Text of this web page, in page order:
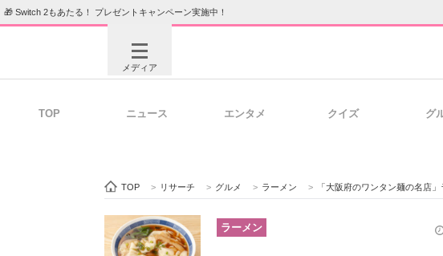
🎁 Switch 2もあたる！ プレゼントキャンペーン実施中！
メディア
ビジネスと働き方のヒント
TOP ニュース エンタメ クイズ グ
TOP > リサーチ > グルメ > ラーメン > 「大阪府のワンタン麺の名店」ランキ
ラーメン